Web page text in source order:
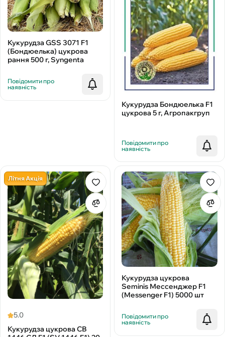
Кукурудза GSS 3071 F1
(Бондюелька) цукрова
рання 500 г, Syngenta
Повідомити про
наявність
Кукурудза Бондюелька F1
цукрова 5 г, Агропакгруп
Повідомити про
наявність
Літня Акція
5.0
Кукурудза цукрова СВ
Кукурудза цукрова
Seminis Мессенджер F1
(Messenger F1) 5000 шт
Повідомити про
наявність